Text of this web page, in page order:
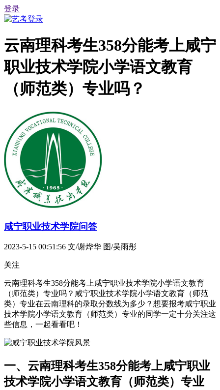
登录
云南理科考生358分能考上咸宁
职业技术学院小学语文教育
（师范类）专业吗？
咸宁职业技术学院问答
2023-5-15 00:51:56 文/谢烨华 图/吴雨彤
关注
云南理科考生358分能考上咸宁职业技术学院小学语文教育
（师范类）专业吗？咸宁职业技术学院小学语文教育（师范
类）专业在云南理科的录取分数线为多少？想要报考咸宁职业
技术学院小学语文教育（师范类）专业的同学一定十分关注这
些信息，一起看看吧！
一、云南理科考生358分能考上咸宁职业
技术学院小学语文教育（师范类）专业